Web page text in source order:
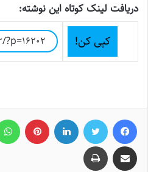
دریافت لینک کوتاه این نوشته:
کپی کن!
فیسبوک توییتر لینکداین پینتریست
اشتراک گذاری با ایمیل چاپ